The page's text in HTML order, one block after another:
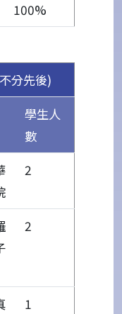
100%
分先後)
學生人
數
2
2
1